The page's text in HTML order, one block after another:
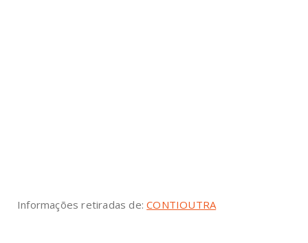
Informações retiradas de:CONTIOUTRA